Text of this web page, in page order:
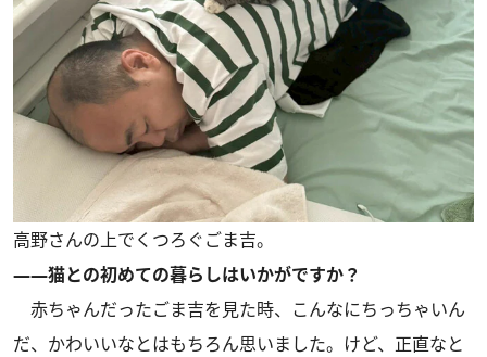
高野さんの上でくつろぐごま吉。
――猫との初めての暮らしはいかがですか？
赤ちゃんだったごま吉を見た時、こんなにちっちゃいん
だ、かわいいなとはもちろん思いました。けど、正直なと